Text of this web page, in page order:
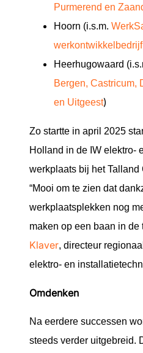
Purmerend en
Hoorn (i.s.m.
Heerhugowaard
Bergen, Castricum,
en Uitgeest)
Zo startte in april 2025
Holland in de IW elektro-
werkplaats bij het
“Mooi om te zien dat
werkplaatsplekken nog
maken op een baan in de
Klaver, directeur
elektro- en
Omdenken
Na eerdere successen
steeds verder uitgebreid.